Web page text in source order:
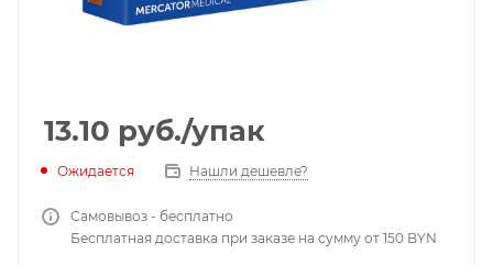
13.10 руб./упак
Ожидается Нашли дешевле?
Самовывоз - бесплатно
Бесплатная доставка при заказе на сумму от 150 BYN